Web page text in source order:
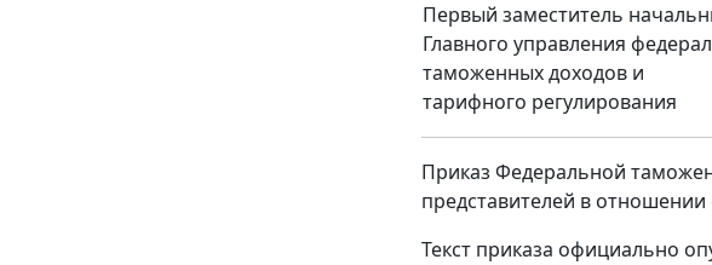
Первый заместитель
Главного управления
таможенных доходов и
тарифного регулирования
Приказ Федеральной
представителей в
Текст приказа официально